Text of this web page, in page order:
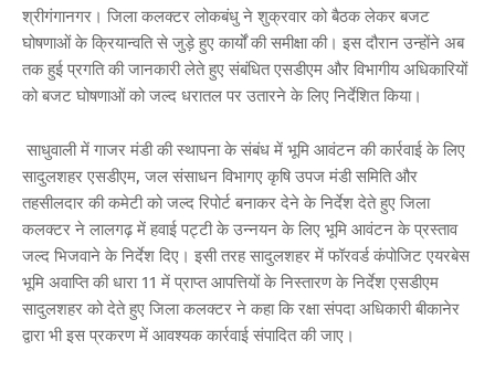
श्रीगंगानगर। जिला कलक्टर लोकबंधु ने शुक्रवार को बैठक लेकर बजट
घोषणाओं के क्रियान्वति से जुड़े हुए कार्यों की समीक्षा की। इस दौरान उन्होंने अब
तक हुई प्रगति की जानकारी लेते हुए संबंधित एसडीएम और विभागीय अधिकारियों
को बजट घोषणाओं को जल्द धरातल पर उतारने के लिए निर्देशित किया।
साधुवाली में गाजर मंडी की स्थापना के संबंध में भूमि आवंटन की कार्रवाई के लिए
सादुलशहर एसडीएम, जल संसाधन विभागए कृषि उपज मंडी समिति और
तहसीलदार की कमेटी को जल्द रिपोर्ट बनाकर देने के निर्देश देते हुए जिला
कलक्टर ने लालगढ़ में हवाई पट्टी के उन्नयन के लिए भूमि आवंटन के प्रस्ताव
जल्द भिजवाने के निर्देश दिए। इसी तरह सादुलशहर में फॉरवर्ड कंपोजिट एयरबेस
भूमि अवाप्ति की धारा 11 में प्राप्त आपत्तियों के निस्तारण के निर्देश एसडीएम
सादुलशहर को देते हुए जिला कलक्टर ने कहा कि रक्षा संपदा अधिकारी बीकानेर
द्वारा भी इस प्रकरण में आवश्यक कार्रवाई संपादित की जाए।